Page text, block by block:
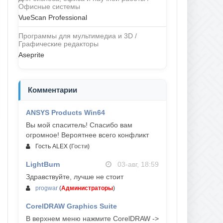
Офисные системы
VueScan Professional
Программы для мультимедиа и 3D /
Графические редакторы
Aseprite
Комментарии
ANSYS Products Win64
Вы мой спаситель! Спасибо вам
огромное! Вероятнее всего конфликт
Гость ALEX (Гости)
LightBurn
03-авг, 18:59
Здравствуйте, лучше не стоит
progwar (Администраторы)
CorelDRAW Graphics Suite
03-авг, 18:58
В верхнем меню нажмите CorelDRAW ->